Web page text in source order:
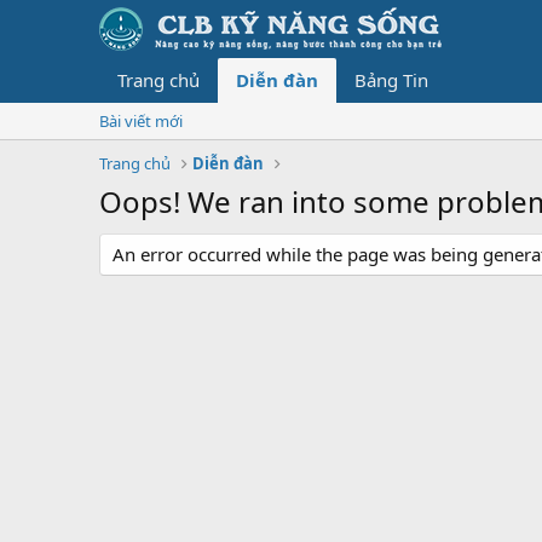
Trang chủ Diễn đàn Bảng Tin
Bài viết mới
Trang chủ
Diễn đàn
Oops! We ran into some
An error occurred while the page was being